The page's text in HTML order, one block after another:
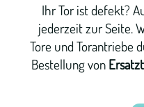
Ihr Tor ist defekt?
jederzeit zur Seite.
Tore und Torantriebe
Bestellung von